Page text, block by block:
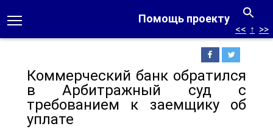
Помощь проекту
<< ↑ >>
Коммерческий банк обратился
в Арбитражный суд с
требованием к заемщику об
уплате